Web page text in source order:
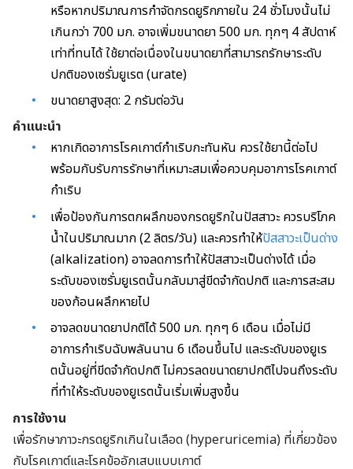
หรือหากปริมาณการกำจัดกรดยูริกภายใน 24 ชั่วโมงนั้นไม่
เกินกว่า 700 มก. อาจเพิ่มขนาดยา500 มก. ทุกๆ 4 สัปดาห์
เท่าที่ทนได้ ใช้ยาต่อเนื่องในขนาดยาที่สามารถรักษาระดับ
ปกติของเซรั่มยูเรต (urate)
ขนาดยาสูงสุด: 2 กรัมต่อวัน
คำแนะนำ
หากเกิดอาการโรคเกาต์กำเริบกะทันหัน ควรใช้ยานี้ต่อไป
พร้อมกับรับการรักษาที่เหมาะสมเพื่อควบคุมอาการโรคเกาต์
กำเริบ
เพื่อป้องกันการตกผลึกของกรดยูริกในปัสสาวะ ควรบริโภค
น้ำในปริมาณมาก (2 ลิตร/วัน) และควรทำให้ปัสสาวะเป็นด่าง
(alkalization) อาจลดการทำให้ปัสสาวะเป็นด่างได้ เมื่อ
ระดับของเซรั่มยูเรตนั้นกลับมาสู่ขีดจำกัดปกติ และการสะสม
ของก้อนผลึกหายไป
อาจลดขนาดยาปกติได้ 500 มก. ทุกๆ 6 เดือน เมื่อไม่มี
อาการกำเริบฉับพลันนาน 6 เดือนขึ้นไป และระดับของยูเร
ตนั้นอยู่ที่ขีดจำกัดปกติ ไม่ควรลดขนาดยาปกติไปจนถึงระดับ
ที่ทำให้ระดับของยูเรตนั้นเริ่มเพิ่มสูงขึ้น
การใช้งาน
เพื่อรักษาภาวะกรดยูริกเกินในเลือด (hyperuricemia) ที่เกี่ยวข้อง
กับโรคเกาต์และโรคข้ออักเสบแบบเกาต์